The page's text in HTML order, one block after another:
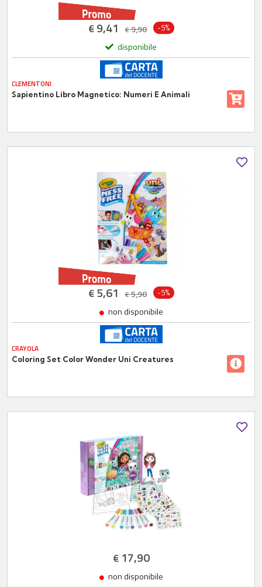
€9,41 €9,90 -5%
disponibile
CLEMENTONI
Sapientino Libro Magnetico: Numeri E Animali
€5,61 €5,90 -5%
non disponibile
CRAYOLA
Coloring Set Color Wonder Uni Creatures
€17,90
non disponibile